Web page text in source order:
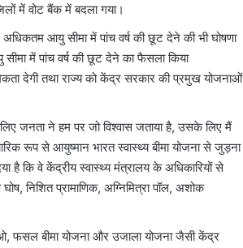
में वोट बैंक में बदला गया।
आयु सीमा में पांच वर्ष की छूट देने की भी घोषणा
में पांच वर्ष की छूट देने का फैसला किया
देगी तथा राज्य को केंद्र सरकार की प्रमुख योजनाओं
जनता ने हम पर जो विश्वास जताया है, उसके लिए मैं
रूप से आयुष्मान भारत स्वास्थ्य बीमा योजना से जुड़ना
है कि वे केंद्रीय स्वास्थ्य मंत्रालय के अधिकारियों से
निशित प्रामाणिक, अग्निमित्रा पॉल, अशोक
फसल बीमा योजना और उजाला योजना जैसी केंद्र